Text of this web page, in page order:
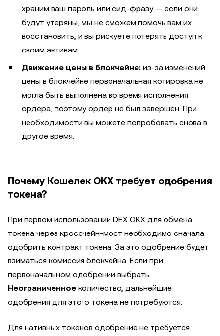
храним ваш пароль или сид-фразу — если они
будут утеряны, мы не сможем помочь вам их
восстановить, и вы рискуете потерять доступ к
своим активам.
Движение цены в блокчейне: из-за изменений
цены в блокчейне первоначальная котировка не
могла быть выполнена во время исполнения
ордера, поэтому ордер не был завершён. При
необходимости вы можете попробовать снова в
другое время.
Почему Кошелек OKX требует одобрения
токена?
При первом использовании DEX OKX для обмена
токена через кроссчейн-мост необходимо сначала
одобрить контракт токена. За это одобрение будет
взиматься комиссия блокчейна. Если при
первоначальном одобрении выбрать
Неограниченное количество, дальнейшие
одобрения для этого токена не потребуются.
Для нативных токенов одобрение не требуется.